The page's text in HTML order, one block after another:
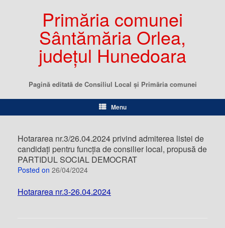
Primăria comunei
Sântămăria Orlea,
județul Hunedoara
Pagină editată de Consiliul Local şi Primăria comunei
Menu
Hotararea nr.3/26.04.2024 privind admiterea listei de
candidați pentru funcția de consilier local, propusă de
PARTIDUL SOCIAL DEMOCRAT
Posted on 26/04/2024
Hotararea nr.3-26.04.2024